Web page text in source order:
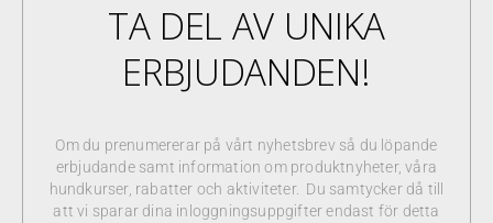
TA DEL AV UNIKA
ERBJUDANDEN!
Om du prenumererar på vårt nyhetsbrev så du löpande
erbjudande samt information om produktnyheter, våra
hundkurser, rabatter och aktiviteter. Du samtycker då till
att vi sparar dina inloggningsuppgifter endast för detta